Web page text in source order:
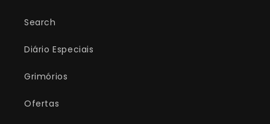
Search
Diário Especiais
Grimórios
Ofertas